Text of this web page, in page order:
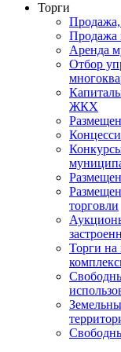
Торги
Продажа,
Продажа
Аренда
Отбор
ЖКХ
торговли
Торги на